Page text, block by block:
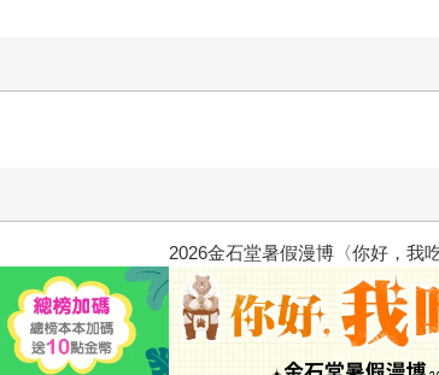
她竟成為我最親近
攻殼機動隊 (1995) 4K數位修復版